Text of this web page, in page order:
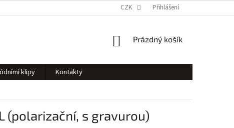
CZK Přihlášení
NÁKUPNÍ
Prázdný košík
klipy
Kontakty
(polarizační, s gravurou)